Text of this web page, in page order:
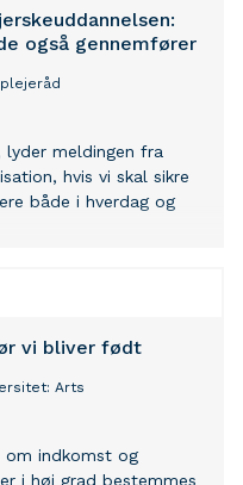
også gennemfører
lyder meldingen fra
hvis vi skal sikre
både i hverdag og
vi bliver født
Arts
om indkomst og
i høj grad bestemmes